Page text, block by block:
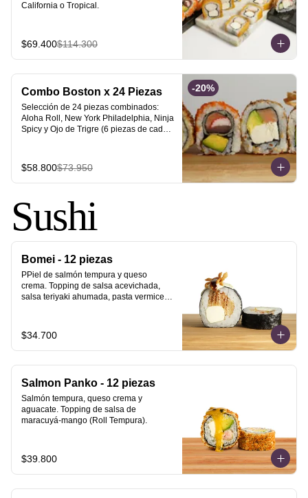
California o Tropical.
$69.400$114.300
-20%
Combo Boston x 24 Piezas
Selección de 24 piezas combinados:
Aloha Roll, New York Philadelphia, Ninja
Spicy y Ojo de Trigre (6 piezas de cada
$58.800$73.950
Sushi
Bomei - 12 piezas
PPiel de salmón tempura y queso
crema. Topping de salsa acevichada,
salsa teriyaki ahumada, pasta vermicelli
$34.700
Salmon Panko - 12 piezas
Salmón tempura, queso crema y
aguacate. Topping de salsa de
maracuyá-mango (Roll Tempura).
$39.800